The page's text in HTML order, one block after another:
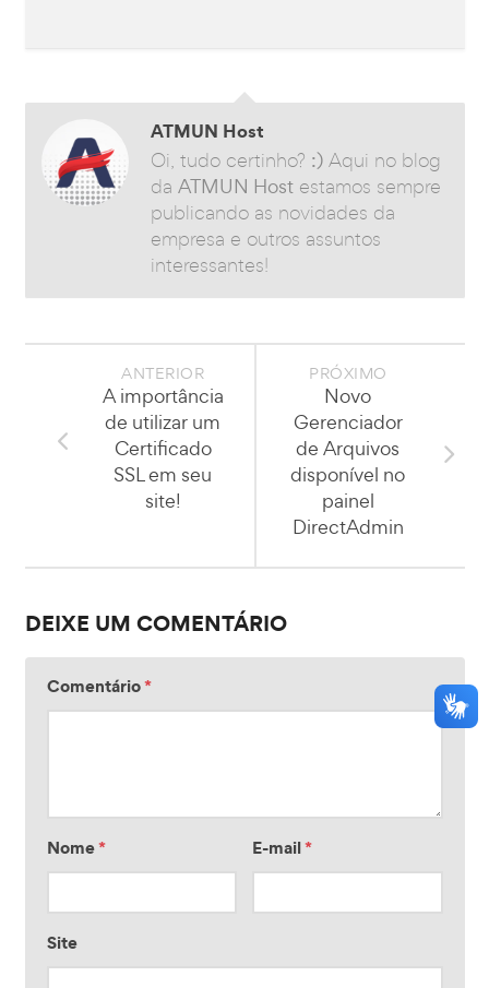
ATMUN Host
Oi, tudo certinho? :)Aqui no blog
da ATMUN Hostestamos sempre
publicando as novidades da
empresa e outros assuntos
interessantes!
PRÓXIMO
Novo
Gerenciador
de Arquivos
disponível no
painel
DirectAdmin
ANTERIOR
A importância
de utilizar um
Certificado
SSL em seu
site!
DEIXE UM COMENTÁRIO
Comentário*
Nome* E-mail*
Site